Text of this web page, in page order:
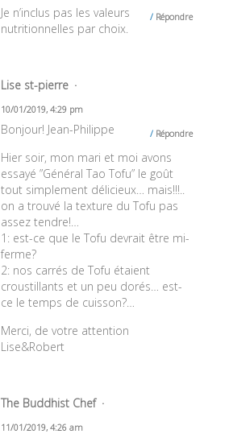
Répondre
Je n’inclus pas les valeurs
nutritionnelles par choix.
Lise st-pierre
10/01/2019, 4:29 pm
Répondre
Bonjour! Jean-Philippe
Hier soir, mon mari et moi avons
essayé ”Général Tao Tofu” le goût
tout simplement délicieux… mais!!!..
on a trouvé la texture du Tofu pas
assez tendre!…
1: est-ce que le Tofu devrait être mi-
ferme?
2: nos carrés de Tofu étaient
croustillants et un peu dorés… est-
ce le temps de cuisson?…
Merci, de votre attention
Lise&Robert
The Buddhist Chef
11/01/2019, 4:26 am